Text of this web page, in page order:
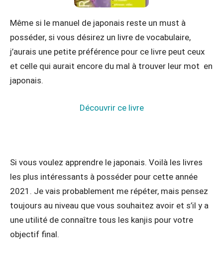
Même si le manuel de japonais reste un must à
posséder, si vous désirez un livre de vocabulaire,
j’aurais une petite préférence pour ce livre peut ceux
et celle qui aurait encore du mal à trouver leur mot en
japonais.
Découvrir ce livre
Si vous voulez apprendre le japonais. Voilà les livres
les plus intéressants à posséder pour cette année
2021. Je vais probablement me répéter, mais pensez
toujours au niveau que vous souhaitez avoir et s’il y a
une utilité de connaître tous les kanjis pour votre
objectif final.